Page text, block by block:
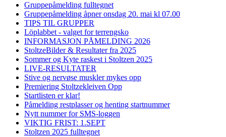
Gruppepåmelding fulltegnet
Gruppepåmelding åpner onsdag 20. mai kl 07.00
TIPS TIL GRUPPER
Löplabbet - valget for terrengsko
INFORMASJON PÅMELDING 2026
StoltzeBilder & Resultater fra 2025
Sommer og Kyte raskest i Stoltzen 2025
LIVE-RESULTATER
Stive og nervøse muskler mykes opp
Premiering Stoltzekleiven Opp
Startlisten er klar!
Påmelding restplasser og henting startnummer
Nytt nummer for SMS-loggen
VIKTIG FRIST: 1.SEPT
Stoltzen 2025 fulltegnet